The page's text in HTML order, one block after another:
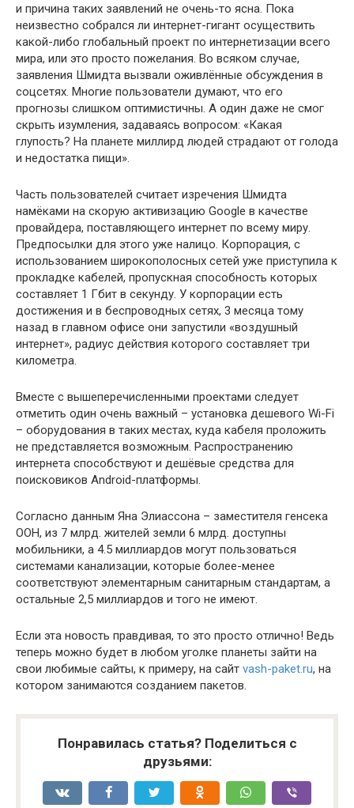
и причина таких заявлений не очень-то ясна. Пока
неизвестно собрался ли интернет-гигант осуществить
какой-либо глобальный проект по интернетизации всего
мира, или это просто пожелания. Во всяком случае,
заявления Шмидта вызвали оживлённые обсуждения в
соцсетях. Многие пользователи думают, что его
прогнозы слишком оптимистичны. А один даже не смог
скрыть изумления, задаваясь вопросом: «Какая
глупость? На планете миллирд людей страдают от голода
и недостатка пищи».
Часть пользователей считает изречения Шмидта
намёками на скорую активизацию Google в качестве
провайдера, поставляющего интернет по всему миру.
Предпосылки для этого уже налицо. Корпорация, с
использованием широкополосных сетей уже приступила к
прокладке кабелей, пропускная способность которых
составляет 1 Гбит в секунду. У корпорации есть
достижения и в беспроводных сетях, 3 месяца тому
назад в главном офисе они запустили «воздушный
интернет», радиус действия которого составляет три
километра.
Вместе с вышеперечисленными проектами следует
отметить один очень важный – установка дешевого Wi-Fi
– оборудования в таких местах, куда кабеля проложить
не представляется возможным. Распространению
интернета способствуют и дешёвые средства для
поисковиков Android-платформы.
Согласно данным Яна Элиассона – заместителя генсека
ООН, из 7 млрд. жителей земли 6 млрд. доступны
мобильники, а 4.5 миллиардов могут пользоваться
системами канализации, которые более-менее
соответствуют элементарным санитарным стандартам, а
остальные 2,5 миллиардов и того не имеют.
Если эта новость правдивая, то это просто отлично! Ведь
теперь можно будет в любом уголке планеты зайти на
свои любимые сайты, к примеру, на сайт vash-paket.ru, на
котором занимаются созданием пакетов.
Понравилась статья? Поделиться с
друзьями: